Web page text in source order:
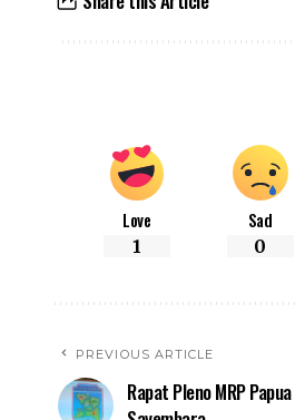
Love
1
Sad
0
PREVIOUS ARTICLE
Rapat Pleno MRP